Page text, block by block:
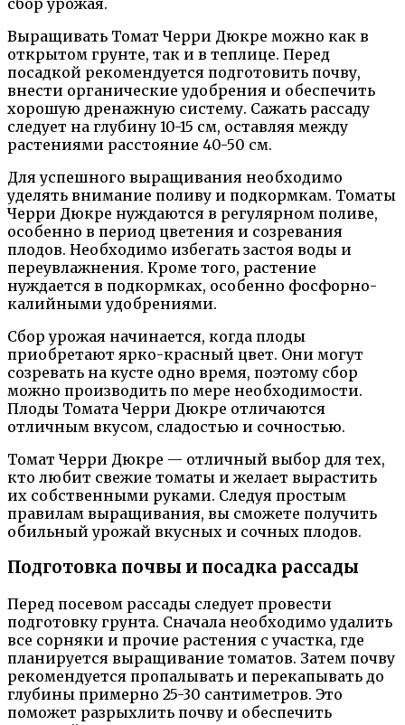
Выращивать Томат Черри Дюкре можно как в
открытом грунте, так и в теплице. Перед
посадкой рекомендуется подготовить почву,
внести органические удобрения и обеспечить
хорошую дренажную систему. Сажать рассаду
следует на глубину 10-15 см, оставляя между
растениями расстояние 40-50 см.
Для успешного выращивания необходимо
уделять внимание поливу и подкормкам. Томаты
Черри Дюкре нуждаются в регулярном поливе,
особенно в период цветения и созревания
плодов. Необходимо избегать застоя воды и
переувлажнения. Кроме того, растение
нуждается в подкормках, особенно фосфорно-
калийными удобрениями.
Сбор урожая начинается, когда плоды
приобретают ярко-красный цвет. Они могут
созревать на кусте одно время, поэтому сбор
можно производить по мере необходимости.
Плоды Томата Черри Дюкре отличаются
отличным вкусом, сладостью и сочностью.
Томат Черри Дюкре — отличный выбор для тех,
кто любит свежие томаты и желает вырастить
их собственными руками. Следуя простым
правилам выращивания, вы сможете получить
обильный урожай вкусных и сочных плодов.
Подготовка почвы и посадка рассады
Перед посевом рассады следует провести
подготовку грунта. Сначала необходимо удалить
все сорняки и прочие растения с участка, где
планируется выращивание томатов. Затем почву
рекомендуется пропалывать и перекапывать до
глубины примерно 25-30 сантиметров. Это
поможет разрыхлить почву и обеспечить